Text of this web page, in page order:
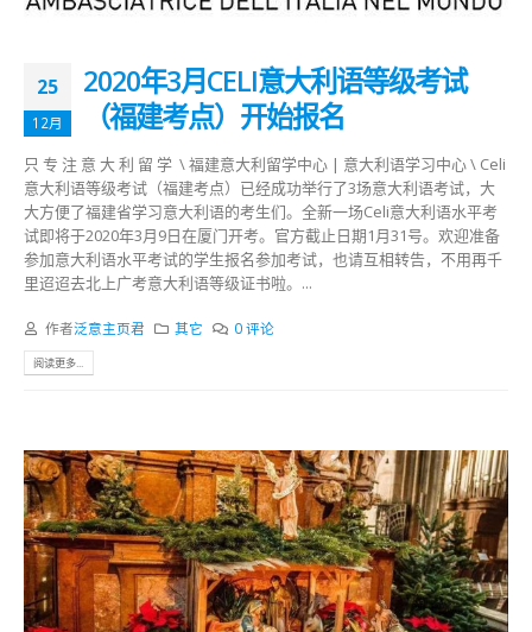
25
12月
2020年3月CELI意大利语等级考试
（福建考点）开始报名
只 专 注 意 大 利 留 学 \ 福建意大利留学中心 | 意大利语学习中心 \ Celi
意大利语等级考试（福建考点）已经成功举行了3场意大利语考试，大
大方便了福建省学习意大利语的考生们。全新一场Celi意大利语水平考
试即将于2020年3月9日在厦门开考。官方截止日期1月31号。欢迎准备
参加意大利语水平考试的学生报名参加考试，也请互相转告，不用再千
里迢迢去北上广考意大利语等级证书啦。...
作者泛意主页君 其它 0 评论
阅读更多...